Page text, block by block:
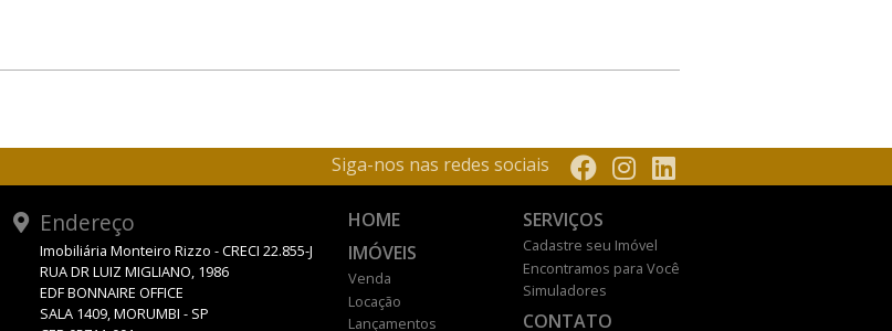
Siga-nos nas redes sociais
Endereço
Imobiliária Monteiro Rizzo - CRECI 22.855-J
RUA DR LUIZ MIGLIANO, 1986
EDF BONNAIRE OFFICE
SALA 1409, MORUMBI - SP
HOME
IMÓVEIS
Venda
Locação
Lançamentos
SERVIÇOS
Cadastre seu Imóvel
Encontramos para Você
Simuladores
CONTATO